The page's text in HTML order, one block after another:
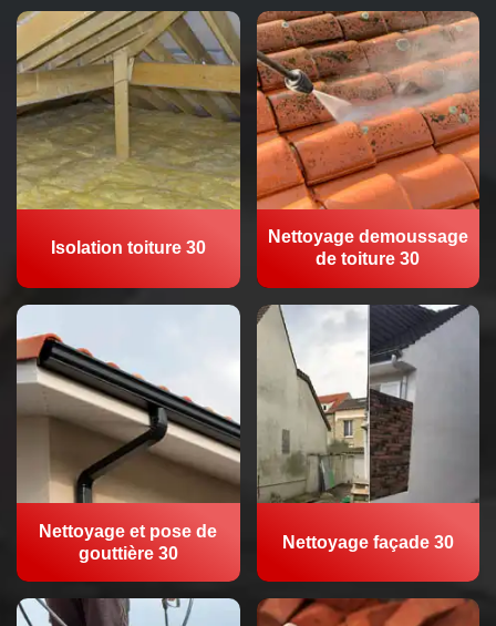
Isolation toiture 30
Nettoyage demoussage
de toiture 30
Nettoyage et pose de
gouttière 30
Nettoyage façade 30